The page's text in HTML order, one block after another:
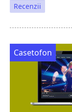
Recenzii
Casetofon